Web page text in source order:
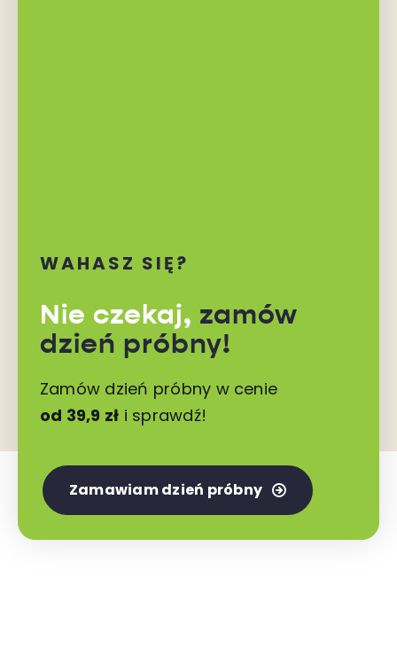
WAHASZ SIĘ?
Nie czekaj, zamów
dzień próbny!
Zamów dzień próbny w cenie
od 39,9 zł i sprawdź!
Zamawiam dzień próbny